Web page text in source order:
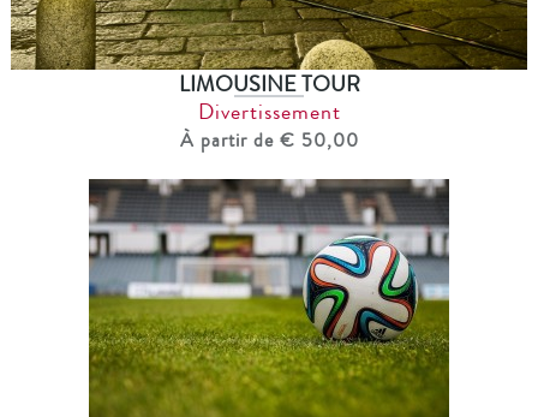
LIMOUSINE TOUR
Divertissement
À partir de € 50,00